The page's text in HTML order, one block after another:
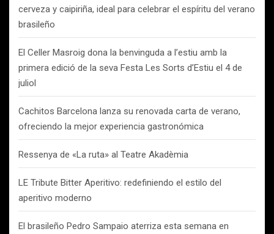
cerveza y caipiriña, ideal para celebrar el espíritu del verano
brasileño
El Celler Masroig dona la benvinguda a l’estiu amb la
primera edició de la seva Festa Les Sorts d’Estiu el 4 de
juliol
Cachitos Barcelona lanza su renovada carta de verano,
ofreciendo la mejor experiencia gastronómica
Ressenya de «La ruta» al Teatre Akadèmia
LE Tribute Bitter Aperitivo: redefiniendo el estilo del
aperitivo moderno
El brasileño Pedro Sampaio aterriza esta semana en